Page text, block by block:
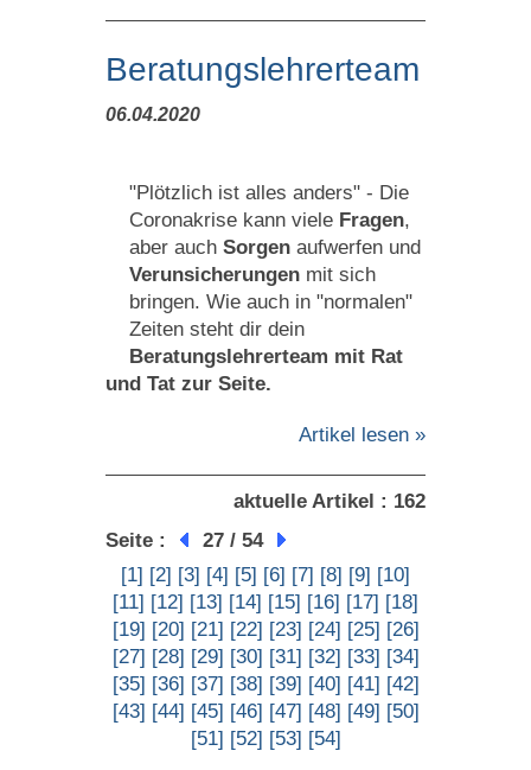
Beratungslehrerteam
06.04.2020
"Plötzlich ist alles anders" - Die
Coronakrise kann viele Fragen,
aber auch Sorgen aufwerfen und
Verunsicherungen mit sich
bringen. Wie auch in "normalen"
Zeiten steht dir dein
Beratungslehrerteam mit Rat
und Tat zur Seite.
Artikel lesen »
aktuelle Artikel : 162
Seite :
27 / 54
[1] [2] [3] [4] [5] [6] [7] [8] [9] [10]
[11] [12] [13] [14] [15] [16] [17] [18]
[19] [20] [21] [22] [23] [24] [25] [26]
[27] [28] [29] [30] [31] [32] [33] [34]
[35] [36] [37] [38] [39] [40] [41] [42]
[43] [44] [45] [46] [47] [48] [49] [50]
[51] [52] [53] [54]